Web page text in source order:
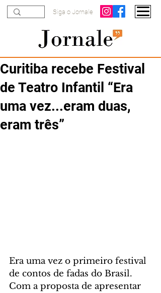
Siga o Jornale
Curitiba recebe Festival
de Teatro Infantil “Era
uma vez...eram duas,
eram três”
Era uma vez o primeiro festival
de contos de fadas do Brasil.
Com a proposta de apresentar